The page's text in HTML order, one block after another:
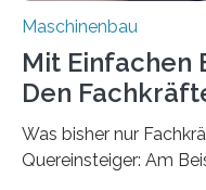
Maschinenbau
Mit Einfachen
Den
Was bisher nur
Quereinsteiger: Am